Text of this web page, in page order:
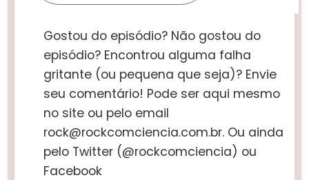
Gostou do episódio? Não gostou do
episódio? Encontrou alguma falha
gritante (ou pequena que seja)? Envie
seu comentário! Pode ser aqui mesmo
no site ou pelo email
rock@rockcomciencia.com.br. Ou ainda
pelo Twitter (@rockcomciencia) ou
Facebook